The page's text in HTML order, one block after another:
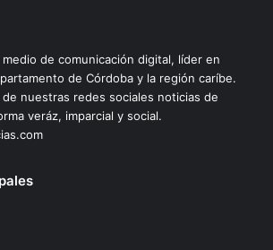
de comunicación digital, líder en
de Córdoba y la región caríbe.
nuestras redes sociales noticias de
veráz, imparcial y social.